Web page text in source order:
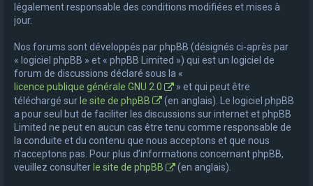
légalement responsable des conditions modifiées et mises à
jour.
Nos forums sont développés par phpBB (désignés ci-après par
« logiciel phpBB » et « phpBB Limited ») qui est un logiciel de
forum de discussions déclaré sous la «
licence publique générale GNU 2.0
» et qui peut être
téléchargé surle site de phpBB
(en anglais). Le logiciel phpBB
a pour seul but de faciliter les discussions sur internet et phpBB
Limited ne peut en aucun cas être tenu comme responsable de
la conduite et du contenu que nous acceptons et que nous
n’acceptons pas. Pour plus d’informations concernant phpBB,
veuillez consulter le site de phpBB (en anglais).